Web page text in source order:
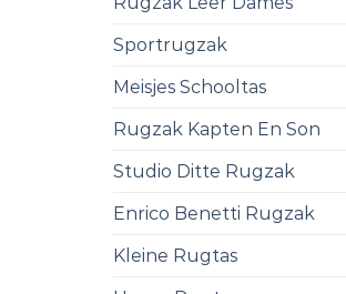
Sportrugzak
Meisjes Schooltas
Rugzak Kapten En Son
Studio Ditte Rugzak
Enrico Benetti Rugzak
Kleine Rugtas